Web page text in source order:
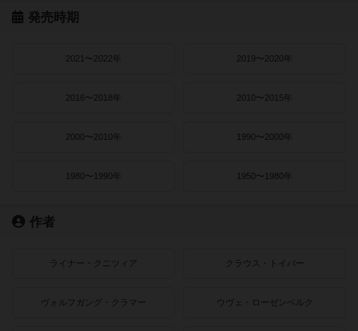
発売時期
2021〜2022年 2019〜2020年
2016〜2018年 2010〜2015年
2000〜2010年 1990〜2000年
1980〜1990年 1950〜1980年
作者
ライナー・クニツィア クラウス・トイバー
ヴォルフガング・クラマー ウヴェ・ローゼンベルク